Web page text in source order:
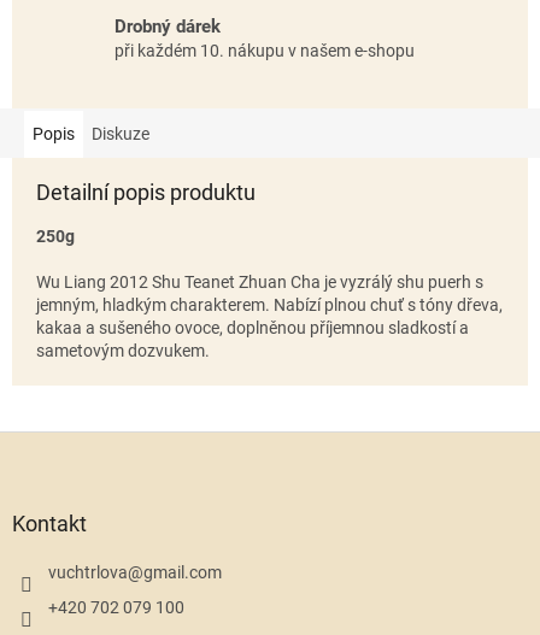
Drobný dárek
při každém 10. nákupu v našem e-shopu
Popis Diskuze
Detailní popis produktu
250g
Wu Liang 2012 Shu Teanet Zhuan Cha je vyzrálý shu puerh s
jemným, hladkým charakterem. Nabízí plnou chuť s tóny dřeva,
kakaa a sušeného ovoce, doplněnou příjemnou sladkostí a
sametovým dozvukem.
Kontakt
vuchtrlova@gmail.com
+420 702 079 100